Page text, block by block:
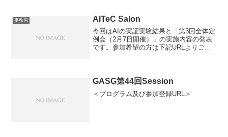
事務局 AITeC Salon
今回はAIの実証実験結果と「第3回全体定
例会（2月7日開催）」の実施内容の発表
です。参加希望の方は下記URLよりご登
GASG第44回Session
＜プログラム及び参加登録URL＞